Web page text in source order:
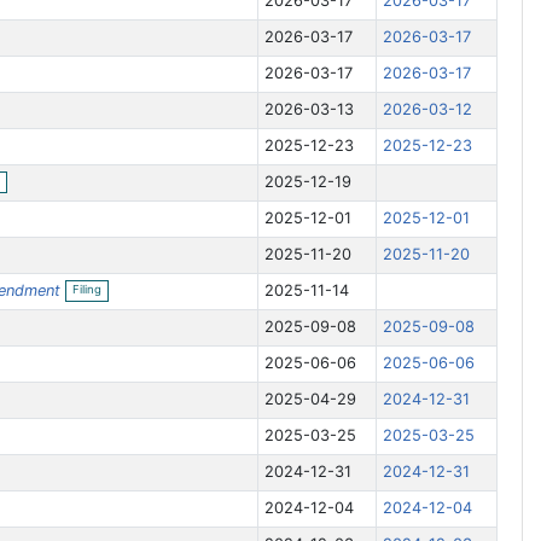
2026-03-17 2026-03-17
2026-03-17 2026-03-17
2026-03-13 2026-03-12
2025-12-23 2025-12-23
O
e
f
i
2025-12-19
2025-12-01 2025-12-01
2025-11-20 2025-11-20
Filing
O
e
f
2025-11-14
2025-09-08 2025-09-08
2025-06-06 2025-06-06
2025-04-29 2024-12-31
2025-03-25 2025-03-25
2024-12-31 2024-12-31
2024-12-04 2024-12-04